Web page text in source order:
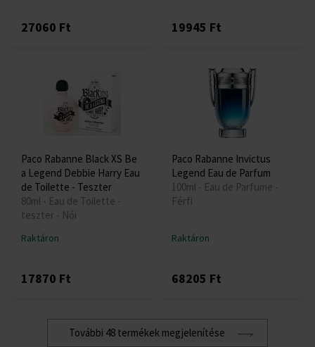
27060 Ft 19945 Ft
Paco Rabanne Black XS Be
a Legend Debbie Harry Eau
de Toilette - Teszter
80ml - Eau de Toilette -
teszter - Női
Raktáron
17870 Ft
Paco Rabanne Invictus
Legend Eau de Parfum
100ml - Eau de Parfume -
Férfi
Raktáron
68205 Ft
További 48 termékek megjelenítése